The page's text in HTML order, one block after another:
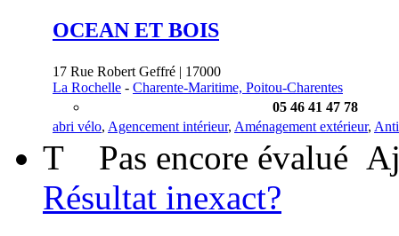
OCEAN ET BOIS
17 Rue Robert Geffré | 17000
La Rochelle - Charente-Maritime, Poitou-Charentes
05 46 41 47 78
abri vélo, Agencement intérieur, Aménagement extérieur,
T Pas encore évalué
Résultat inexact?